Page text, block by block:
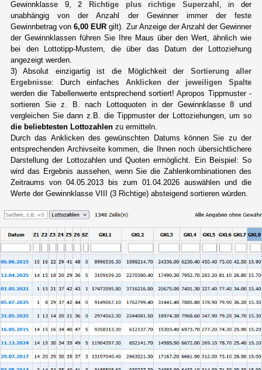
Gewinnklasse 9,2 Richtige plus richtige Superzahl
, in der
unabhängig von der Anzahl der Gewinner immer der feste
Gewinnbetrag von6,00 EUR gilt). Zur Anzeige der Anzahl der Gewinner
der Gewinnklassen führen Sie Ihre Maus über den Wert, ähnlich wie
bei den Lottotipp-Mustern, die über das Datum der Lottoziehung
angezeigt werden.
3) Absolut einzigartig ist die Möglichkeit der Sortierung aller
Ergebnisse: Durch einfaches Anklicken der jeweiligen Spalte
werden die Tabellenwerte entsprechend sortiert! Apropos Tippmuster -
sortieren Sie z. B. nach Lottoquoten in der Gewinnklasse 8 und
vergleichen Sie dann z.B. die Tippmuster der Lottoziehungen, um so
die beliebtesten Lottozahlen zu ermitteln.
Durch das Anklicken des gewünschten Datums können Sie zu der
entsprechenden Archivseite kommen, die Ihnen noch übersichtlichere
Darstellung der Lottozahlen und Quoten ermöglicht. Ein Beispiel: So
wird das Ergebnis aussehen, wenn Sie die Zahlenkombinationen des
Zeitraums von 04.05.2013 bis zum 01.04.2026 auswählen und die
Werte der Gewinnklasse VIII (3 Richtige) absteigend sortieren würden.